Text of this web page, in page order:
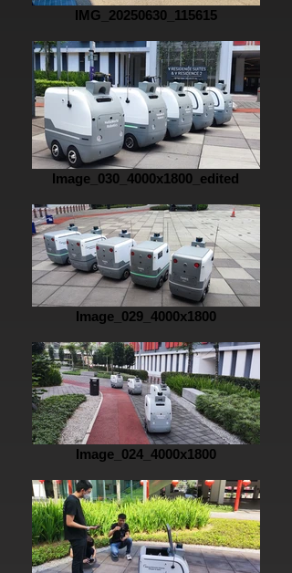
IMG_20250630_115615
Image_030_4000x1800_edited
Image_029_4000x1800
Image_024_4000x1800